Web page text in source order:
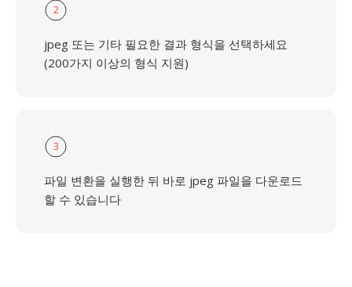
2
jpeg 또는 기타 필요한 결과 형식을 선택하세요
(200가지 이상의 형식 지원)
3
파일 변환을 실행한 뒤 바로 jpeg 파일을 다운로드
할 수 있습니다